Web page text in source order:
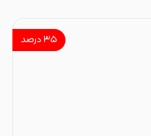
۳۵درصد